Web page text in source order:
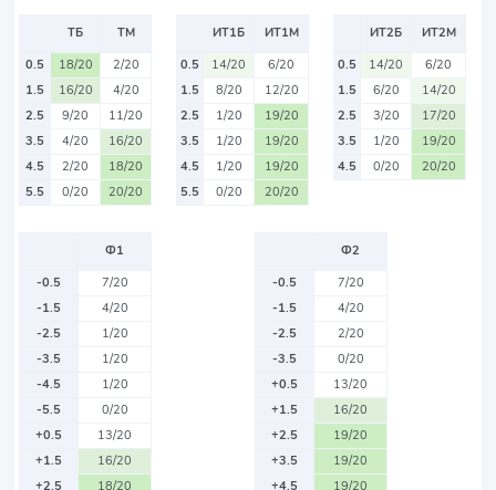
ТБ
ТМ
0.5
18/20
2/20
1.5
16/20
4/20
2.5
9/20
11/20
3.5
4/20
16/20
4.5
2/20
18/20
5.5
0/20 20/20
ИТ1Б
ИТ1М
0.5
14/20
6/20
1.5
8/20
12/20
2.5
1/20
19/20
3.5
1/20
19/20
4.5
1/20
19/20
5.5
0/20 20/20
ИТ2Б
ИТ2М
0.5
14/20
6/20
1.5
6/20
14/20
2.5
3/20
17/20
3.5
1/20
19/20
4.5
0/20 20/20
Ф1
-0.5
7/20
-1.5
4/20
-2.5
1/20
-3.5
1/20
-4.5
1/20
-5.5
0/20
+0.5
13/20
+1.5
16/20
+2.5
18/20
Ф2
-0.5
7/20
-1.5
4/20
-2.5
2/20
-3.5
0/20
+0.5
13/20
+1.5
16/20
+2.5
19/20
+3.5
19/20
+4.5
19/20